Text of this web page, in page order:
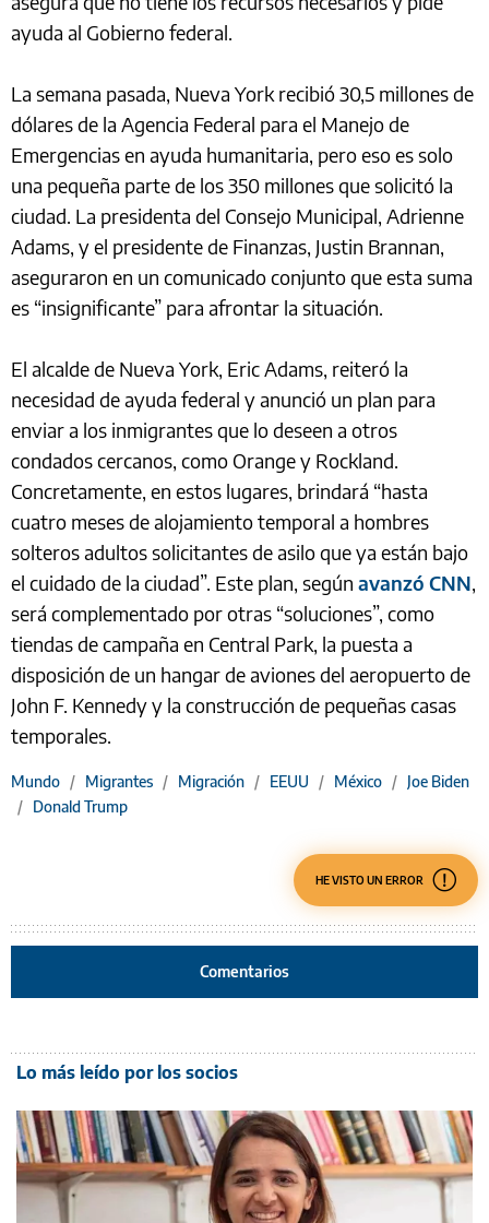
ayuda al Gobierno federal.
La semana pasada, Nueva York recibió 30,5 millones de
dólares de la Agencia Federal para el Manejo de
Emergencias en ayuda humanitaria, pero eso es solo
una pequeña parte de los 350 millones que solicitó la
ciudad. La presidenta del Consejo Municipal, Adrienne
Adams, y el presidente de Finanzas, Justin Brannan,
aseguraron en un comunicado conjunto que esta suma
es “insignificante” para afrontar la situación.
El alcalde de Nueva York, Eric Adams, reiteró la
necesidad de ayuda federal y anunció un plan para
enviar a los inmigrantes que lo deseen a otros
condados cercanos, como Orange y Rockland.
Concretamente, en estos lugares, brindará “hasta
cuatro meses de alojamiento temporal a hombres
solteros adultos solicitantes de asilo que ya están bajo
el cuidado de la ciudad”. Este plan, según avanzó CNN,
será complementado por otras “soluciones”, como
tiendas de campaña en Central Park, la puesta a
disposición de un hangar de aviones del aeropuerto de
John F. Kennedy y la construcción de pequeñas casas
temporales.
Mundo / Migrantes / Migración / EEUU / México / Joe Biden
/ Donald Trump
HE VISTO UN ERROR
Comentarios
Lo más leído por los socios